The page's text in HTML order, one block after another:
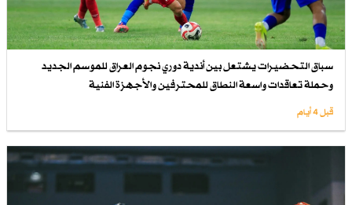
سباق التحضيرات يشتعل بين أندية دوري نجوم العراق للموسم الجديد
وحملة تعاقدات واسعة النطاق للمحترفين والأجهزة الفنية
قبل 4 أيام